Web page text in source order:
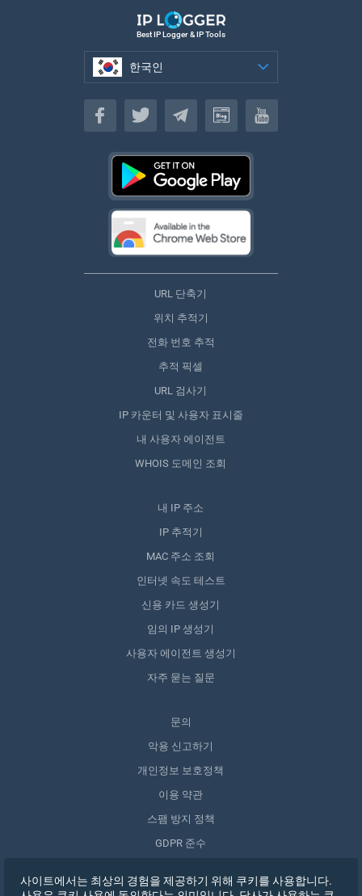
Best IP Logger & IP Tools
한국인
한국인
URL 단축기
위치 추적기
전화 번호 추적
추적 픽셀
URL 검사기
IP 카운터 및 사용자 표시줄
내 사용자 에이전트
WHOIS 도메인 조회
내 IP 주소
IP 추적기
MAC 주소 조회
인터넷 속도 테스트
신용 카드 생성기
임의 IP 생성기
사용자 에이전트 생성기
자주 묻는 질문
문의
악용 신고하기
개인정보 보호정책
이용 약관
스팸 방지 정책
GDPR 준수
동의 철회
사이트에서는 최상의 경험을 제공하기 위해 쿠키를 사용합니다.